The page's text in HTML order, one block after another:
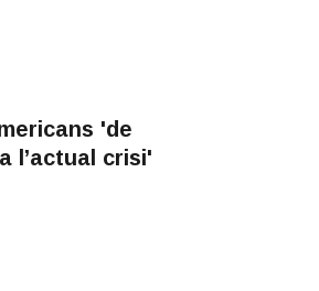
'de
l’actual crisi'